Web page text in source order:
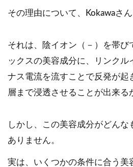
その理由について、Kokawaさ
それは、陰イオン（－）を帯び
ックスの美容成分に、リンクル
ナス電流を流すことで反発が起
層まで浸透させることが出来る
しかし、この美容成分がどんな
ありません。
実は、いくつかの条件に合う美